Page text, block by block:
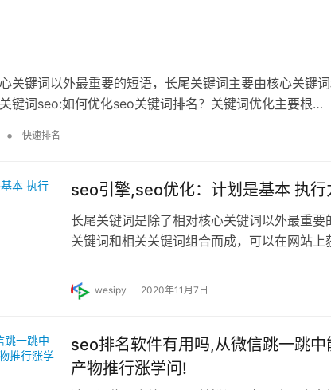
关键词以外最重要的短语，长尾关键词主要由核心关键
键词seo:如何优化seo关键词排名？关键词优化主要根…
• 快速排名
seo引擎,seo优化：计划是基本 执行
长尾关键词是除了相对核心关键词以外最重
关键词和相关关键词组合而成，可以在网站上
wesipy 2020年11月7日
seo排名软件有用吗,从微信跳一跳
产物推行涨学问!